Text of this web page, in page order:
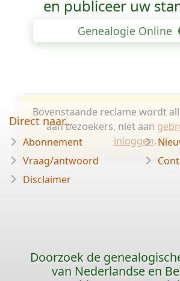
en publiceer uw
Genealogie Online
Bovenstaande reclame wordt
aan bezoekers, niet aan
inloggen.
Direct naar...
Abonnement
Vraag/antwoord
Disclaimer
Doorzoek de
van Nederlandse en